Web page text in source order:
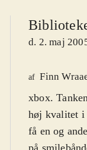
d. 2. maj
af Finn
xbox.
høj kvalitet i
få en og
på